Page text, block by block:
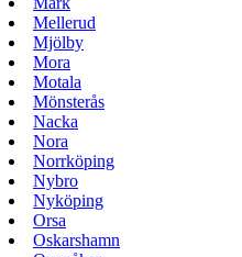
Mellerud
Mjölby
Mora
Motala
Mönsterås
Nacka
Nora
Norrköping
Nybro
Nyköping
Orsa
Oskarshamn